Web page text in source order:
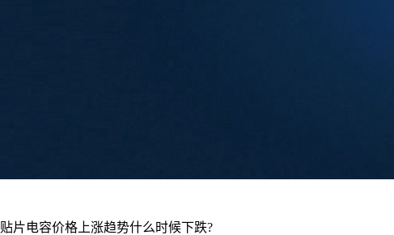
贴片电容价格上涨趋势什么时候下跌?